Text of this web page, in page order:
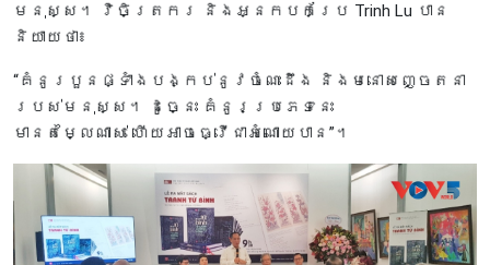
មនុស្ស។ វិចិត្រករ និងអ្នកបកប្រែ Trinh Lu បាន
និយាយថា៖
“គំនូរបួនផ្ទាំងបង្កប់នូវចំណេះដឹង និងមនោសញ្ចេតនា
របស់មនុស្ស។ ដូច្នេះ គំនូរប្រភេទនេះ
មានតម្លៃណាស់ ហើយអាចធ្វើជាអំណោយបាន”។